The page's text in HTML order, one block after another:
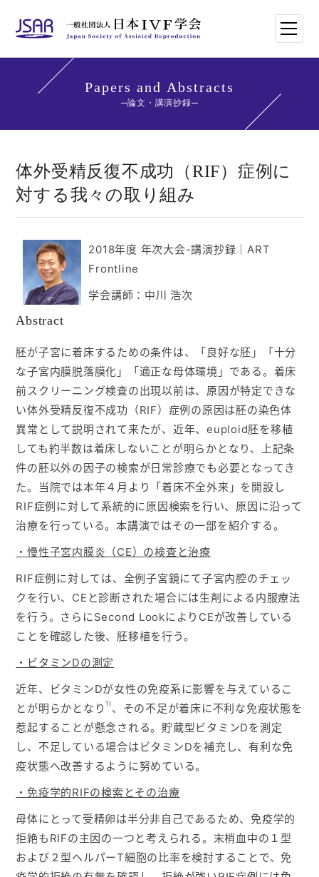
HOME
学会講師紹介
年次大会・イベント
入会ご案内
医師募集情報
お問い合わせ
ログイン
Papers and Abstracts
論文・講演抄録
体外受精反復不成功（RIF）症例に
対する我々の取り組み
2018年度 年次大会-講演抄録
ART
Frontline
学会講師：中川 浩次
Abstract
胚が子宮に着床するための条件は、「良好な胚」「十分
な子宮内膜脱落膜化」「適正な母体環境」である。着床
前スクリーニング検査の出現以前は、原因が特定できな
い体外受精反復不成功（RIF）症例の原因は胚の染色体
異常として説明されて来たが、近年、euploid胚を移植
しても約半数は着床しないことが明らかとなり、上記条
件の胚以外の因子の検索が日常診療でも必要となってき
た。当院では本年４月より「着床不全外来」を開設し
RIF症例に対して系統的に原因検索を行い、原因に沿って
治療を行っている。本講演ではその一部を紹介する。
・慢性子宮内膜炎（CE）の検査と治療
RIF症例に対しては、全例子宮鏡にて子宮内腔のチェッ
クを行い、CEと診断された場合には生剤による内服療法
を行う。さらにSecond LookによりCEが改善している
ことを確認した後、胚移植を行う。
・ビタミンDの測定
近年、ビタミンDが女性の免疫系に影響を与えているこ
とが明らかとなり 1)、その不足が着床に不利な免疫状態を
惹起することが懸念される。貯蔵型ビタミンDを測定
し、不足している場合はビタミンDを補充し、有利な免
疫状態へ改善するように努めている。
・免疫学的RIFの検索とその治療
母体にとって受精卵は半分非自己であるため、免疫学的
拒絶もRIFの主因の一つと考えられる。末梢血中の１型
および２型ヘルパーT細胞の比率を検討することで、免